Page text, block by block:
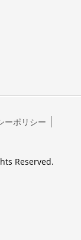
ーポリシー
Reserved.